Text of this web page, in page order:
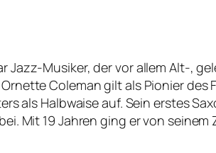
Jazz-Musiker, der vor allem Alt-,
Coleman gilt als Pionier des
als Halbwaise auf. Sein erstes
Mit 19 Jahren ging er von